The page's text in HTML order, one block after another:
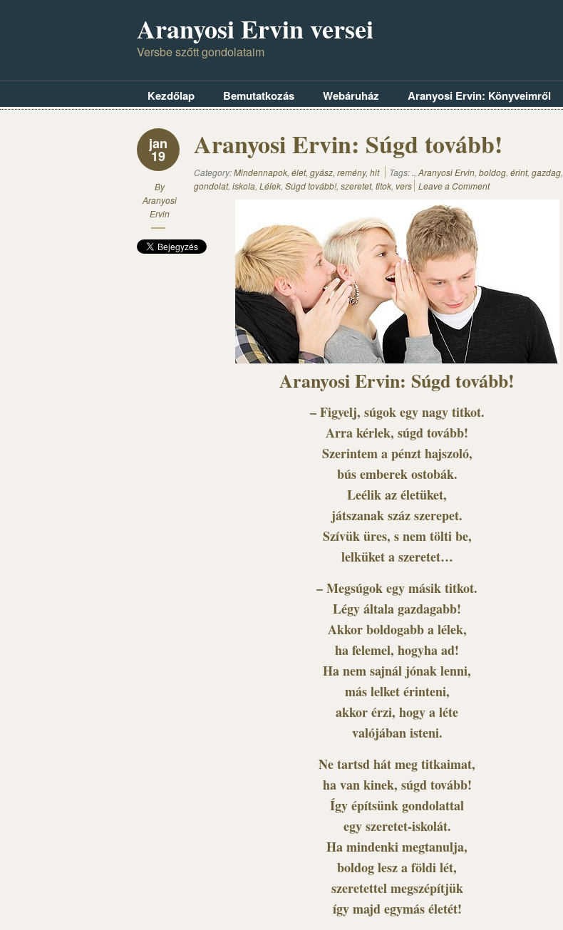
Aranyosi Ervin versei
Versbe szőtt gondolataim
Kezdőlap Bemutatkozás Webáruház Aranyosi Ervin: Könyveimről
jan
19
By
Aranyosi
Ervin
Aranyosi Ervin: Súgd tovább!
Category:Mindennapok, élet, gyász, remény, hit Tags: ., Aranyosi Ervin, boldog, érint, gazdag,
gondolat, iskola, Lélek, Súgd tovább!, szeretet, titok, vers Leave a Comment
Aranyosi Ervin: Súgd tovább!
– Figyelj, súgok egy nagy titkot.
Arra kérlek, súgd tovább!
Szerintem a pénzt hajszoló,
bús emberek ostobák.
Leélik az életüket,
játszanak száz szerepet.
Szívük üres, s nem tölti be,
lelküket a szeretet…
– Megsúgok egy másik titkot.
Légy általa gazdagabb!
Akkor boldogabb a lélek,
ha felemel, hogyha ad!
Ha nem sajnál jónak lenni,
más lelket érinteni,
akkor érzi, hogy a léte
valójában isteni.
Ne tartsd hát meg titkaimat,
ha van kinek, súgd tovább!
Így építsünk gondolattal
egy szeretet-iskolát.
Ha mindenki megtanulja,
boldog lesz a földi lét,
szeretettel megszépítjük
így majd egymás életét!